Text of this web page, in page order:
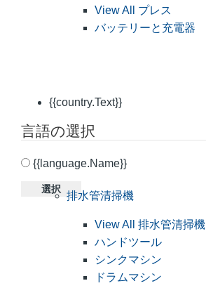
{{country.Text}}
言語の選択
{{language.Name}}
選択
View All プレス
バッテリーと充電器
排水管清掃機
View All 排水管清掃機
ハンドツール
シンクマシン
ドラムマシン